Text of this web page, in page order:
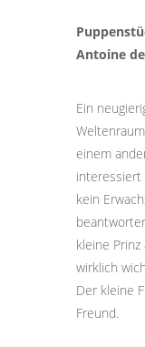
Antoine
Ein
einem
interessiert
kein
kleine
wirklich
Der kleine
Freund.